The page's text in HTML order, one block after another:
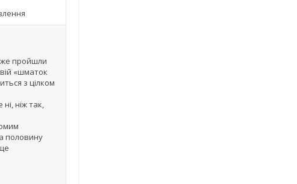
пройшли
«шматок
з цілком
ніж так,
половину